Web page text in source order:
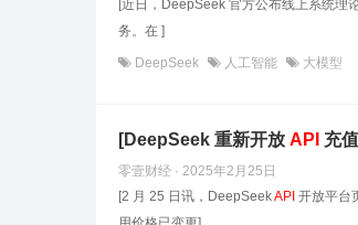
[近日，DeepSeek 官方公布线上系统
务。在 ]
DeepSeek 人工智能 大模型
[DeepSeek 重新开放 API 充
零壹财经 · 2025年2月25日
[2 月 25 日讯，DeepSeekAPI 开放平台